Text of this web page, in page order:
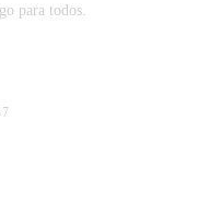
para todos.